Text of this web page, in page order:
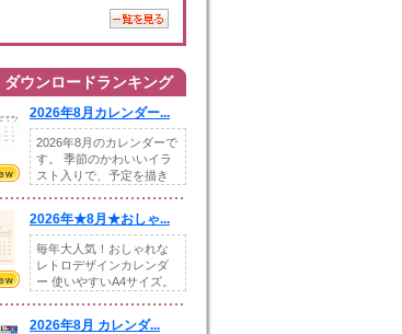
ダウンロードランキング
2026年8月カレンダー...
2026年8月のカレンダーで
す。 季節のかわいいイラ
スト入りで、予定を描き
2026年★8月★おしゃ...
毎年大人気！おしゃれな
レトロデザインカレンダ
ー 使いやすいA4サイズ。
2026年8月 カレンダ...